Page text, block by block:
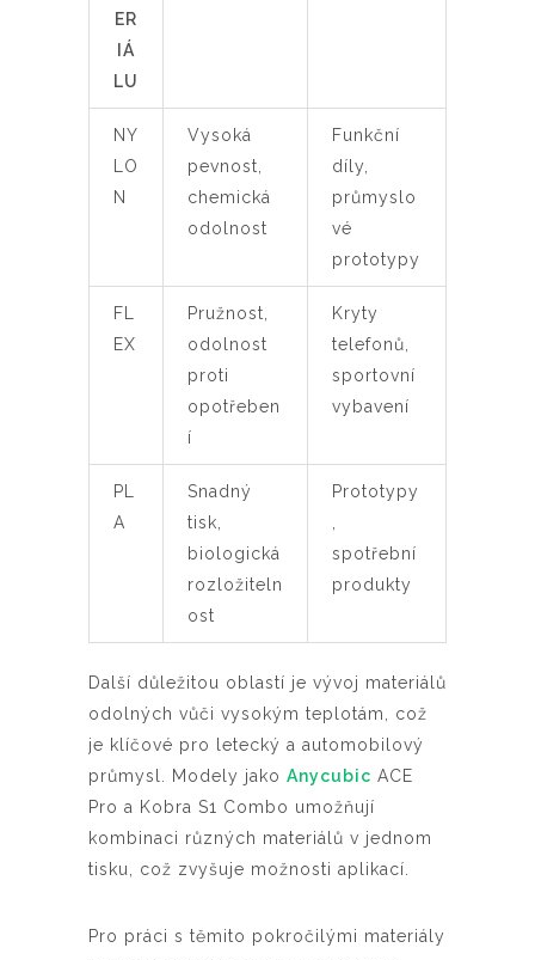
ER
IÁ
LU
NY
LO
N
Vysoká
pevnost,
chemická
odolnost
Funkční
díly,
průmyslo
vé
prototypy
FL
EX
Pružnost,
odolnost
proti
opotřeben
í
Kryty
telefonů,
sportovní
vybavení
PL
A
Snadný
tisk,
biologická
rozložiteln
ost
Prototypy
,
spotřební
produkty
Další důležitou oblastí je vývoj materiálů
odolných vůči vysokým teplotám, což
je klíčové pro letecký a automobilový
průmysl. Modely jako Anycubic ACE
Pro a Kobra S1 Combo umožňují
kombinaci různých materiálů v jednom
tisku, což zvyšuje možnosti aplikací.
Pro práci s těmito pokročilými materiály